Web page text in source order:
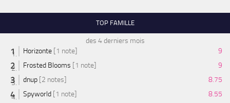
TOP FAMILLE
des 4 derniers mois
Horizonte [1 note]
9
Frosted Blooms [1 note]
9
dnup [2 notes]
8.75
Spyworld [1 note]
8.55